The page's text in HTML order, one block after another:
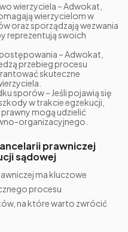
wierzyciela – Adwokat,
wierzycielom w
oraz sporządzają wezwania
reprezentują swoich
– Adwokat,
przebieg procesu
skuteczne
sporów – Jeśli pojawią się
w trakcie egzekucji,
mogą udzielić
organizacyjnego.
prawniczej
sądowej
ma kluczowe
procesu
na które warto zwrócić